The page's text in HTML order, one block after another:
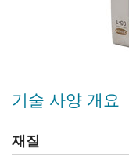
기술 사양 개요
재질